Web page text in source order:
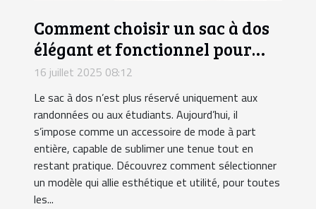
Comment choisir un sac à dos
élégant et fonctionnel pour
chaque occasion ?
16 juillet 2025 08:12
Le sac à dos n’est plus réservé uniquement aux
randonnées ou aux étudiants. Aujourd’hui, il
s’impose comme un accessoire de mode à part
entière, capable de sublimer une tenue tout en
restant pratique. Découvrez comment sélectionner
un modèle qui allie esthétique et utilité, pour toutes
les...